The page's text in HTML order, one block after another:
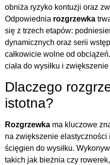
obniża ryzyko kontuzji oraz
Odpowiednia rozgrzewka
się z trzech etapów:
dynamicznych oraz serii
całkowicie wolne od
ciała do wysiłku i
Dlaczego
istotna?
Rozgrzewka ma kluczowe
na zwiększenie
ścięgien do wysiłku.
takich jak bieżnia czy